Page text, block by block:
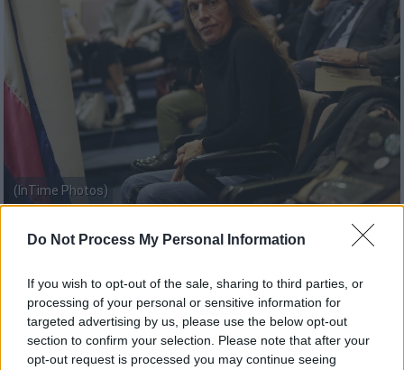
Do Not Process My Personal Information
If you wish to opt-out of the sale, sharing to third parties, or
processing of your personal or sensitive information for
targeted advertising by us, please use the below opt-out
section to confirm your selection. Please note that after your
opt-out request is processed you may continue seeing
(InTime Photos)
Προσθέστε το ΕΘΝΟΣ στη Google
Με μία ανακοίνωση εξέφρασε τη λύπη του
για τον θάνατο τηςΜαρίνας Γαλανούο
Παύλος Χρηστίδης.